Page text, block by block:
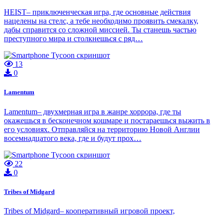
HEIST– приключенческая игра, где основные действия
нацелены на стелс, а тебе необходимо проявить смекалку,
дабы справится со сложной миссией. Ты станешь частью
преступного мира и столкнешься с ряд…
13
0
Lamentum
Lamentum– двухмерная игра в жанре хоррора, где ты
окажешься в бесконечном кошмаре и постараешься выжить в
его условиях. Отправляйся на территорию Новой Англии
восемнадцатого века, где и будут прох…
22
0
Tribes of Midgard
Tribes of Midgard– кооперативный игровой проект,